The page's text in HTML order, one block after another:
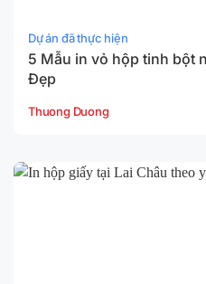
Dự án đã thực hiện
5 Mẫu in vỏ hộp tinh bột
Đẹp
Thuong Duong